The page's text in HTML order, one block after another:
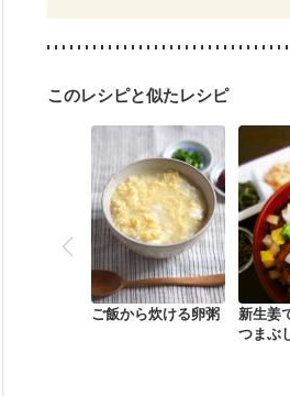
このレシピと似たレシピ
ご飯から炊ける卵粥
新生姜
つまぶ